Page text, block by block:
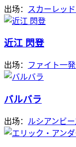
出场： スカーレッ
近江 閃登
出场： ファイト一
バルバラ
出场： ルシアンビ